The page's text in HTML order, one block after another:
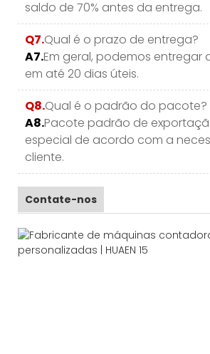
saldo de 70% antes da entrega.
Q7.Qual é o prazo de entrega?
A7.Em geral, podemos entregar
em até 20 dias úteis.
Q8.Qual é o padrão do pacote?
A8.Pacote padrão de
especial de acordo com a
cliente.
Contate-nos